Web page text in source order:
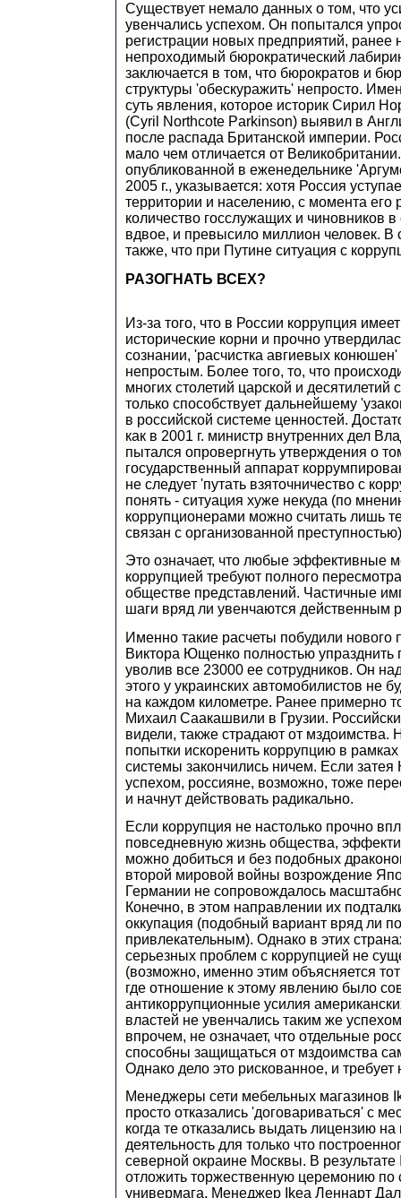
Существует немало данных о том, что
увенчались успехом. Он попытался
регистрации новых предприятий,
непроходимый бюрократический
заключается в том, что бюрократов и
структуры 'обескуражить' непросто.
суть явления, которое историк Сирил
(Cyril Northcote Parkinson) выявил в
после распада Британской империи.
мало чем отличается от
опубликованной в еженедельнике
2005 г., указывается: хотя Россия
территории и населению, с момента его
количество госслужащих и чиновников в
вдвое, и превысило миллион человек. В
также, что при Путине ситуация с
РАЗОГНАТЬ ВСЕХ?
Из-за того, что в России коррупция
исторические корни и прочно
сознании, 'расчистка авгиевых конюшен'
непростым. Более того, то, что
многих столетий царской и десятилетий
только способствует дальнейшему
в российской системе ценностей.
как в 2001 г. министр внутренних дел
пытался опровергнуть утверждения о
государственный аппарат
не следует 'путать взяточничество с
понять - ситуация хуже некуда (по
коррупционерами можно считать лишь
связан с организованной
Это означает, что любые эффективные
коррупцией требуют полного
обществе представлений. Частичные
шаги вряд ли увенчаются действенным
Именно такие расчеты побудили нового
Виктора Ющенко полностью упразднить
уволив все 23000 ее сотрудников. Он
этого у украинских автомобилистов не
на каждом километре. Ранее примерно
Михаил Саакашвили в Грузии.
видели, также страдают от мздоимства.
попытки искоренить коррупцию в
системы закончились ничем. Если
успехом, россияне, возможно, тоже
и начнут действовать радикально.
Если коррупция не настолько прочно
повседневную жизнь общества,
можно добиться и без подобных
второй мировой войны возрождение
Германии не сопровождалось
Конечно, в этом направлении их
оккупация (подобный вариант вряд ли
привлекательным). Однако в этих
серьезных проблем с коррупцией не
(возможно, именно этим объясняется
где отношение к этому явлению было
антикоррупционные усилия
властей не увенчались таким же
впрочем, не означает, что отдельные
способны защищаться от мздоимства
Однако дело это рискованное, и
Менеджеры сети мебельных магазинов
просто отказались 'договариваться' с
когда те отказались выдать лицензию
деятельность для только что
северной окраине Москвы. В
отложить торжественную церемонию по
универмага. Менеджер Ikea Леннарт